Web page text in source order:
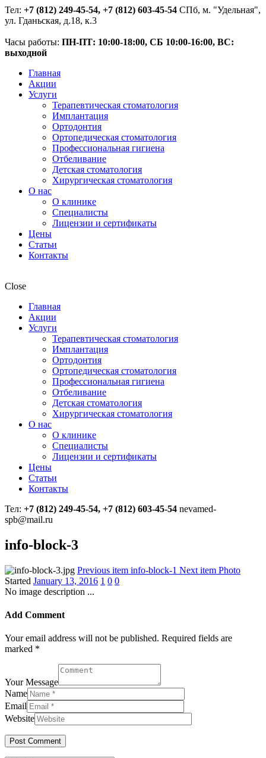
Тел: +7 (812) 249-45-54, +7 (812) 603-45-54 СПб, м. "Удельная",
ул. Гданьская, д.18, к.3
Часы работы: ПН-ПТ: 10:00-18:00, СБ 10:00-16:00, ВС:
выходной
Главная
Акции
Услуги
Терапевтическая стоматология
Имплантация
Ортодонтия
Ортопедическая стоматология
Профессиональная гигиена
Отбеливание
Детская стоматология
Хирургическая стоматология
О нас
О клинике
Специалисты
Лицензии и сертификаты
Цены
Статьи
Контакты
Close
Главная
Акции
Услуги
Терапевтическая стоматология
Имплантация
Ортодонтия
Ортопедическая стоматология
Профессиональная гигиена
Отбеливание
Детская стоматология
Хирургическая стоматология
О нас
О клинике
Специалисты
Лицензии и сертификаты
Цены
Статьи
Контакты
Тел: +7 (812) 249-45-54, +7 (812) 603-45-54 nevamed-
spb@mail.ru
info-block-3
Previous item info-block-1 Next item Photo
Started January 13, 2016 1 0 0
No image description ...
Add Comment
Your email address will not be published. Required fields are
marked *
Your Message
Name
Email
Website